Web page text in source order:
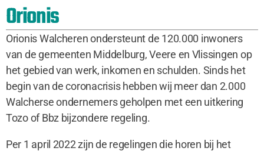
Orionis
Orionis Walcheren ondersteunt de 120.000 inwoners
van de gemeenten Middelburg, Veere en Vlissingen op
het gebied van werk, inkomen en schulden. Sinds het
begin van de coronacrisis hebben wij meer dan 2.000
Walcherse ondernemers geholpen met een uitkering
Tozo of Bbz bijzondere regeling.
Per 1 april 2022 zijn de regelingen die horen bij het